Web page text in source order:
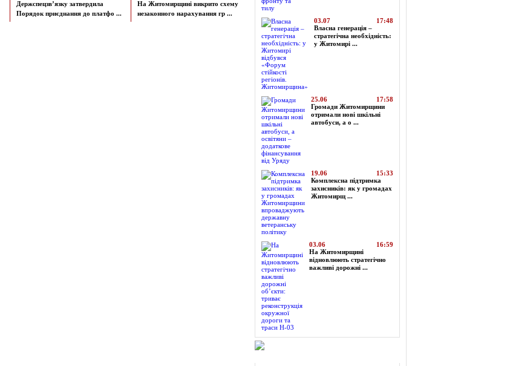
Держспецзв’язку затвердила
Порядок приєднання до платфо ...
На Житомирщині викрито схему
незаконного нарахування гр ...
03.07
17:48
Власна генерація –
стратегічна необхідність:
у Житомирі ...
25.06
17:58
Громади Житомирщини
отримали нові шкільні
автобуси, а о ...
19.06
15:33
Комплексна підтримка
захисників: як у громадах
Житомирщ ...
03.06
16:59
На Житомирщині
відновлюють стратегічно
важливі дорожні ...